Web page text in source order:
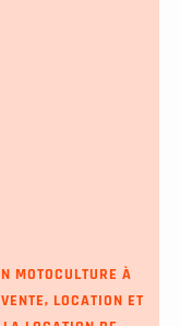
MOTOCULTURE À
LOCATION ET